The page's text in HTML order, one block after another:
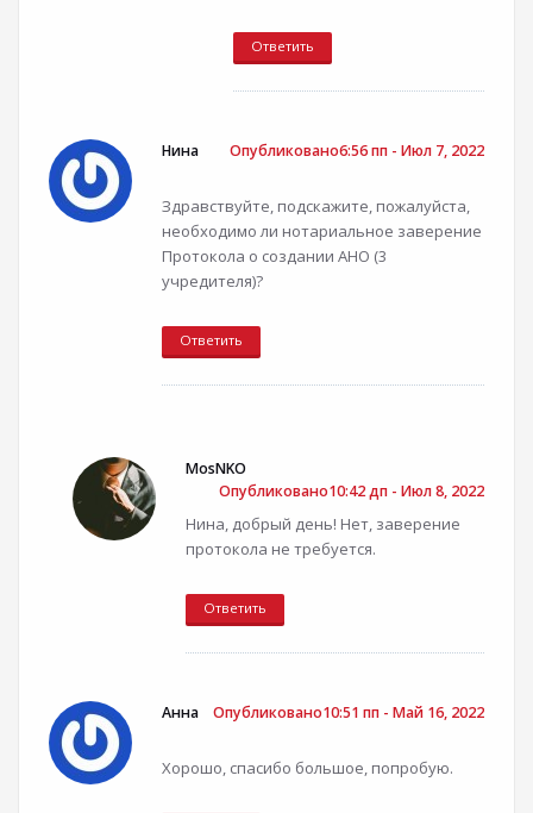
Ответить
Нина Опубликовано6:56 пп - Июл 7, 2022
Здравствуйте, подскажите, пожалуйста,
необходимо ли нотариальное заверение
Протокола о создании АНО (3
учредителя)?
Ответить
MosNKO
Опубликовано10:42 дп - Июл 8, 2022
Нина, добрый день! Нет, заверение
протокола не требуется.
Ответить
Анна Опубликовано10:51 пп - Май 16, 2022
Хорошо, спасибо большое, попробую.